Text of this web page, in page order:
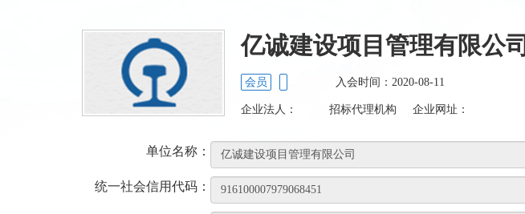
亿诚建设项目管理有限公司
会员 入会时间： 2020-08-11
企业法人： 招标代理机构 企业网址：
单位名称：
统一社会信用代码：